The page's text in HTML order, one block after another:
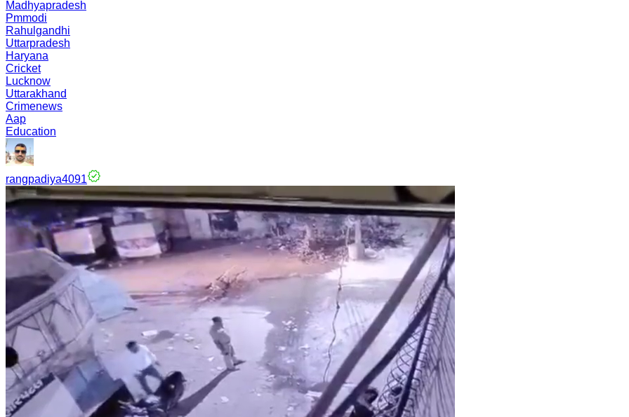
Madhyapradesh
Pmmodi
Rahulgandhi
Uttarpradesh
Haryana
Cricket
Lucknow
Uttarakhand
Crimenews
Aap
Education
rangpadiya4091